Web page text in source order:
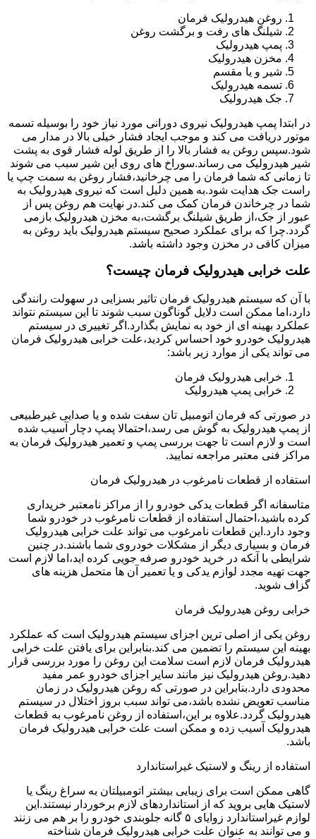
روغن هیدرولیک فرمان
شیلنگ های رفت و برگشت روغن
پمپ هیدرولیک
مخزن هیدرولیک
شیر و یا مقسم
تسمه هیدرولیک
جک هیدرولیک
در ابتدا پمپ هیدرولیک نیروی دورانی مورد نیاز خود را بوسیله تسمه
موتور دریافت می کند و موجب ایجاد فشار خیلی بالا در مدار می
شود.سپس روغن به فشار بالا را از طریق لوله فشار قوی به پشت
شیر هیدرولیک می رساند.سوراخ های روی این شیر سبب می شوند
تا زمانی که شما فرمان را می چرخانید،فشار روغن به سمت چپ یا
راست جک هدایت شود.به همین دلیل است که نیروی هیدرولیک به
شما در چرخاندن فرمان کمک می کند.در نهایت هم روغن پس از
عبور از جک،از طریق شیلنگ برگشت،به مخزن هیدرولیک بازمی
گردد.چرا که برای عملکرد صحیح سیستم هیدرولیک باید روغن به
میزان کافی در مخزن وجود داشته باشد.
علت خرابی هیدرولیک فرمان چیست؟
با آن که سیستم هیدرولیک فرمان تاثیر بسزایی در سهولت رانندگی
دارد،اما ممکن است دلایل گوناگون سبب شوند تا این سیستم نتواند
عملکرد بهینه ای از خود به نمایش بگذارد.اگر تغییری در سیستم
هیدرولیک خودرو خود احساس کردید،علت خرابی هیدرولیک فرمان
می تواند یکی از موارد زیر باشد:
خرابی هیدرولیک فرمان
خرابی پمپ هیدرولیک
در صورتی که فرمان اتومبیل تان سفت شده و یا صدایی غیرطبیعی
از پمپ هیدرولیک به گوش می رسد،احتمالا پمپ دچار آسیب شده
است و لازم است تا جهت بررسی پمپ و تعمیر هیدرولیک فرمان به
مراکز فنی معتبر مراجعه نمایید.
استفاده از قطعات نامرغوب در هیدرولیک فرمان
متاسفانه اگر قطعات یدکی خودرو را از مراکز نامعتبر خریداری
کرده باشید،احتمال استفاده از قطعات نامرغوب در خودرو شما
وجود دارد.این قطعات نامرغوب می تواند علت خرابی هیدرولیک
فرمان و بسیاری دیگر از مشکلات خودروی شما باشند.در چنین
شرایطی با آنکه در خرید خودرو صرفه جویی کرده اید،اما لازم است
جهت تهیه مجدد لوازم یدکی و یا تعمیر آن ها متحمل هزینه های
گزاف شوید.
خرابی روغن هیدرولیک فرمان
روغن یکی از اصلی ترین اجزای سیستم هیدرولیک است که عملکرد
بهینه این سیستم را تضمین می کند.بنابراین برای یافتن علت خرابی
هیدرولیک فرمان لازم است سلامت این روغن را مورد بررسی قرار
دهید.روغن هیدرولیک نیز مانند سایر اجزای خودرو عمر مفید
محدودی دارد.بنابراین در صورتی که روغن هیدرولیک در زمان
مناسب تعویض نشده باشد،می تواند سبب بروز اختلال در سیستم
هیدرولیک گردد.علاوه بر این،استفاده از روغن نامرغوب به قطعات
هیدرولیک آسیب زده و ممکن است علت خرابی هیدرولیک فرمان
باشد.
استفاده از رینگ و لاستیک غیراستاندارد
گاهی ممکن است برای زیبایی بیشتر اتومبیلتان به سراغ رینگ یا
لاستیک هایی بروید که از استانداردهای لازم برخوردار نیستند.این
لوازم غیراستاندارد زوایای ۵ گانه جلوبندی خودرو را بر هم می زنند
و می توانند به عنوان علت خرابی هیدرولیک فرمان شناخته